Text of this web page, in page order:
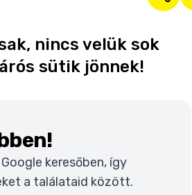
nincs velük sok
sütik jönnek!
keresőben, így
a találataid között.